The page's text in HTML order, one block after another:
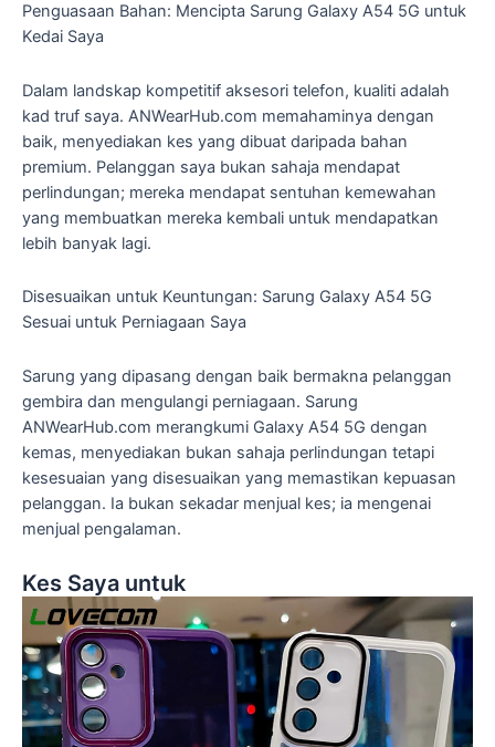
Penguasaan Bahan: Mencipta Sarung Galaxy A54 5G untuk
Kedai Saya
Dalam landskap kompetitif aksesori telefon, kualiti adalah
kad truf saya. ANWearHub.com memahaminya dengan
baik, menyediakan kes yang dibuat daripada bahan
premium. Pelanggan saya bukan sahaja mendapat
perlindungan; mereka mendapat sentuhan kemewahan
yang membuatkan mereka kembali untuk mendapatkan
lebih banyak lagi.
Disesuaikan untuk Keuntungan: Sarung Galaxy A54 5G
Sesuai untuk Perniagaan Saya
Sarung yang dipasang dengan baik bermakna pelanggan
gembira dan mengulangi perniagaan. Sarung
ANWearHub.com merangkumi Galaxy A54 5G dengan
kemas, menyediakan bukan sahaja perlindungan tetapi
kesesuaian yang disesuaikan yang memastikan kepuasan
pelanggan. Ia bukan sekadar menjual kes; ia mengenai
menjual pengalaman.
Kes Saya untuk